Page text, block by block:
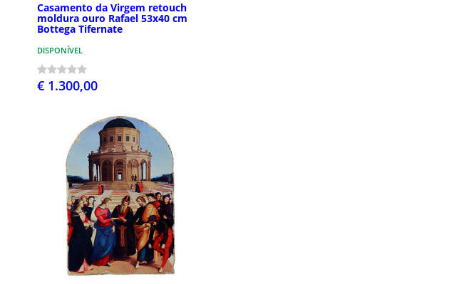
Casamento da Virgem retouch
moldura ouro Rafael 53x40 cm
Bottega Tifernate
DISPONÍVEL
€ 1.300,00